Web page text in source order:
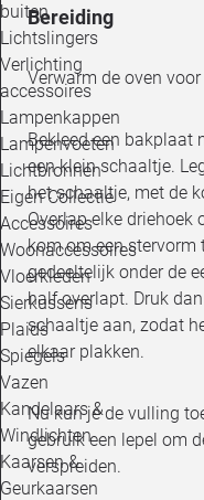
buiten
Lichtslingers
Verlichting
accessoires
Lampenkappen
Lampenvoeten
Lichtbronnen
Eigen Collectie
Accessoires
Woonaccessoires
Vloerkleden
Sierkussens
Plaids
Spiegels
Vazen
Kandelaars &
Windlichten
Kaarsen &
Geurkaarsen
Bereiding
Verwarm de oven
Bekleed een bakplaat
een klein schaaltje.
het schaaltje, met de
Overlap elke driehoek
kom om een stervorm
gedeeltelijk onder de
half overlapt. Druk
schaaltje aan, zodat
elkaar plakken.
Nu kun je de vulling
gebruik een lepel om
verspreiden.